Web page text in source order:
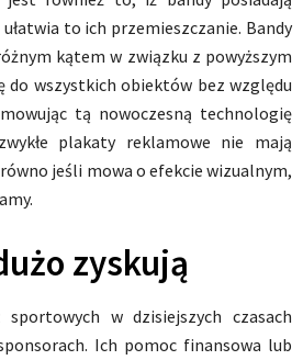
to ich przemieszczanie. Bandy
kątem w związku z powyższym
do wszystkich obiektów bez względu
tą nowoczesną technologię
plakaty reklamowe nie mają
jeśli mowa o efekcie wizualnym,
zyskują
w dzisiejszych czasach
Ich pomoc finansowa lub